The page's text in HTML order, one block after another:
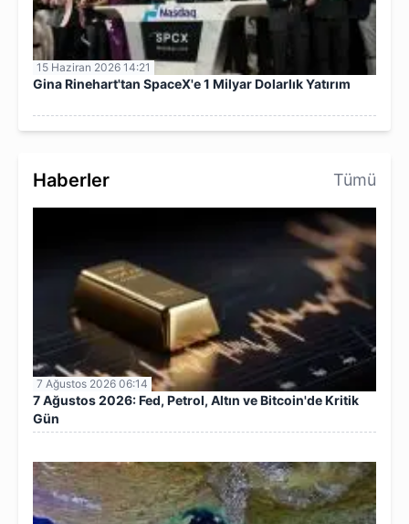
15 Haziran 2026 14:21
Gina Rinehart'tan SpaceX'e 1 Milyar Dolarlık Yatırım
Haberler Tümü
7 Ağustos 2026 06:14
7 Ağustos 2026: Fed, Petrol, Altın ve Bitcoin'de Kritik
Gün